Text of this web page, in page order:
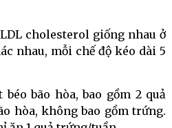
cholesterol giống nhau ở
nhau, mỗi chế độ kéo dài 5
bão hòa, bao gồm 2 quả
hòa, không bao gồm trứng.